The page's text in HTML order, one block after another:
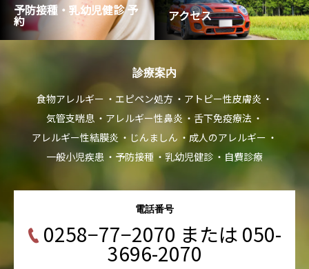
予防接種・乳幼児健診 予
約 アクセス
診療案内
食物アレルギー エピペン処方
アトピー性皮膚炎
気管支喘息
アレルギー性鼻炎
舌下免疫療法
アレルギー性結膜炎
じんましん
成人のアレルギー
一般小児疾患
予防接種 乳幼児健診 自費診療
電話番号
0258−77−2070 または 050-
3696-2070